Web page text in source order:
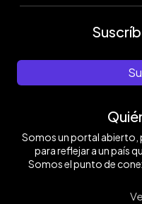
Somos un portal
para reflejar a un país
Somos el punto de